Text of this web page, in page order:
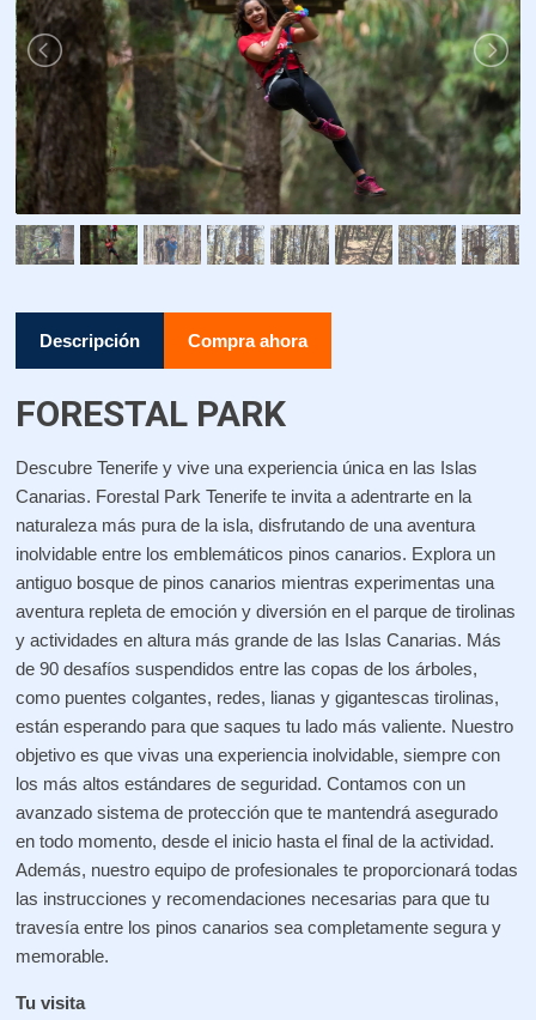
Descripción Compra ahora
FORESTAL PARK
Descubre Tenerife y vive una experiencia única en las Islas
Canarias. Forestal Park Tenerife te invita a adentrarte en la
naturaleza más pura de la isla, disfrutando de una aventura
inolvidable entre los emblemáticos pinos canarios. Explora un
antiguo bosque de pinos canarios mientras experimentas una
aventura repleta de emoción y diversión en el parque de tirolinas
y actividades en altura más grande de las Islas Canarias. Más
de 90 desafíos suspendidos entre las copas de los árboles,
como puentes colgantes, redes, lianas y gigantescas tirolinas,
están esperando para que saques tu lado más valiente. Nuestro
objetivo es que vivas una experiencia inolvidable, siempre con
los más altos estándares de seguridad. Contamos con un
avanzado sistema de protección que te mantendrá asegurado
en todo momento, desde el inicio hasta el final de la actividad.
Además, nuestro equipo de profesionales te proporcionará todas
las instrucciones y recomendaciones necesarias para que tu
travesía entre los pinos canarios sea completamente segura y
memorable.
Tu visita